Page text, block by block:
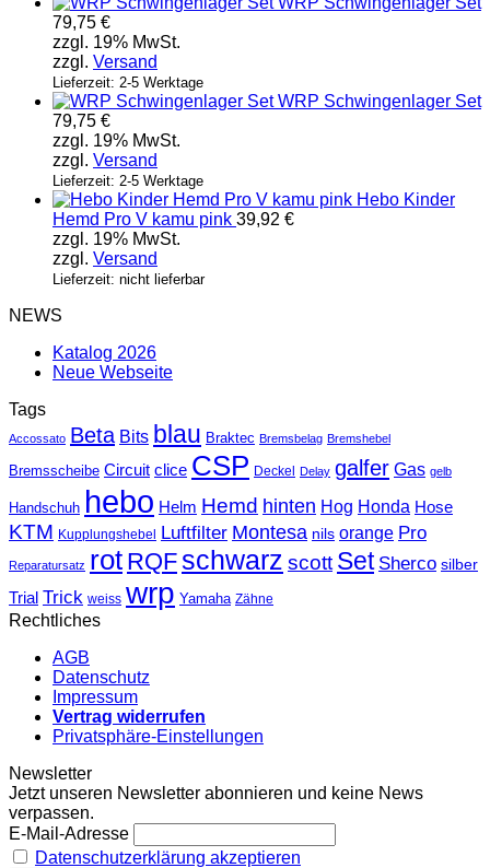
79,75 €
zzgl. 19% MwSt.
zzgl. Versand
Lieferzeit: 2-5 Werktage
WRP Schwingenlager Set
79,75 €
zzgl. 19% MwSt.
zzgl. Versand
Lieferzeit: 2-5 Werktage
Hebo Kinder
Hemd Pro V kamu pink 39,92 €
zzgl. 19% MwSt.
zzgl. Versand
Lieferzeit: nicht lieferbar
NEWS
Katalog 2026
Neue Webseite
Tags
Accossato Beta Bits blau Braktec Bremsbelag Bremshebel
Bremsscheibe Circuit clice CSP Deckel Delay galfer Gas gelb
Handschuh hebo Helm Hemd hinten Hog Honda Hose
KTM Kupplungshebel Luftfilter Montesa nils orange Pro
Reparatursatz rot RQF schwarz scott Set Sherco silber
Trial Trick weiss wrp Yamaha Zähne
Rechtliches
AGB
Datenschutz
Impressum
Vertrag widerrufen
Privatsphäre-Einstellungen
Newsletter
Jetzt unseren Newsletter abonnieren und keine News
verpassen.
E-Mail-Adresse
Datenschutzerklärung akzeptieren